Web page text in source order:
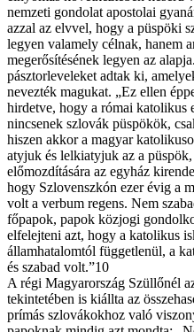
nemzeti gondolat apostolai
azzal az elvvel, hogy a püspöki
legyen valamely célnak, hanem
megerősítésének legyen az
pásztorleveleket adtak ki,
nevezték magukat. „Ez ellen
hirdetve, hogy a római katolikus
nincsenek szlovák püspökök,
hiszen akkor a magyar
atyjuk és lelkiatyjuk az a
előmozdítására az egyház
hogy Szlovenszkón ezer évig a
volt a verbum regens. Nem
főpapok, papok közjogi
elfelejteni azt, hogy a katolikus
államhatalomtól függetlenül, a
és szabad volt.”10
A régi Magyarország Szüllőnél
tekintetében is kiállta az
prímás szlovákokhoz való